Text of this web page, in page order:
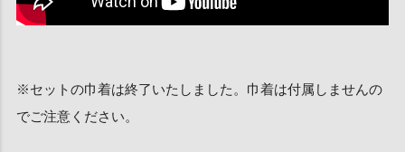
※セットの巾着は終了いたしました。巾着は付属しませんの
でご注意ください。